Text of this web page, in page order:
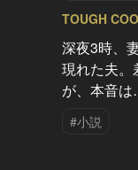
TOUGH
深夜3時、
現れた夫。
が、本音
#小説